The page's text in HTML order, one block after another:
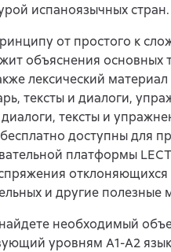
испаноязычных стран.
от простого к
объяснения основных
лексический
тексты и диалоги,
тексты и
доступны для
платформы
отклоняющихся
и другие полезные
необходимый
уровням А1-А2